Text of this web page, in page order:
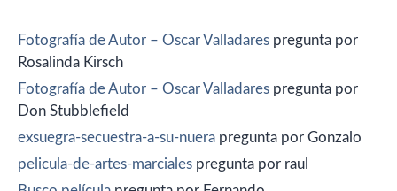
Fotografía de Autor – Oscar Valladares pregunta por
Rosalinda Kirsch
Fotografía de Autor – Oscar Valladares pregunta por
Don Stubblefield
exsuegra-secuestra-a-su-nuera pregunta por Gonzalo
pelicula-de-artes-marciales pregunta por raul